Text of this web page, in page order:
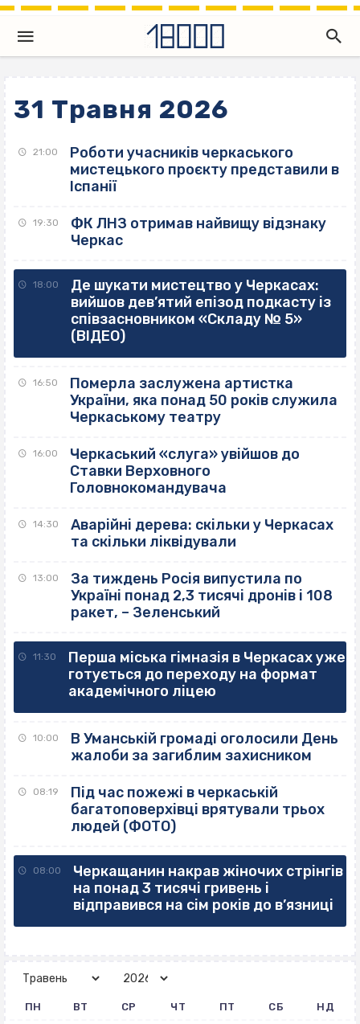
31 Травня 2026
21:00
Роботи учасників черкаського
мистецького проєкту представили в
Іспанії
19:30
ФК ЛНЗ отримав найвищу відзнаку
Черкас
18:00
Де шукати мистецтво у Черкасах:
вийшов дев’ятий епізод подкасту із
співзасновником «Складу № 5»
(ВІДЕО)
16:50
Померла заслужена артистка
України, яка понад 50 років служила
Черкаському театру
16:00
Черкаський «слуга» увійшов до
Ставки Верховного
Головнокомандувача
14:30
Аварійні дерева: скільки у Черкасах
та скільки ліквідували
13:00
За тиждень Росія випустила по
Україні понад 2,3 тисячі дронів і 108
ракет, – Зеленський
11:30
Перша міська гімназія в Черкасах уже
готується до переходу на формат
академічного ліцею
10:00
В Уманській громаді оголосили День
жалоби за загиблим захисником
08:19
Під час пожежі в черкаській
багатоповерхівці врятували трьох
людей (ФОТО)
08:00
Черкащанин накрав жіночих стрінгів
на понад 3 тисячі гривень і
відправився на сім років до в’язниці
ПН ВТ СР ЧТ ПТ СБ НД